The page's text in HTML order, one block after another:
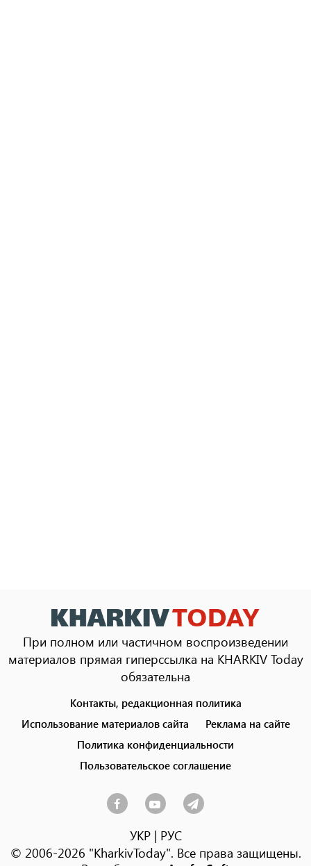
При полном или частичном воспроизведении
материалов прямая гиперссылка на KHARKIV Today
обязательна
menu
Контакты, редакционная политика
Использование материалов сайта
Реклама на сайте
Политика конфиденциальности
Пользовательское соглашение
УКР| РУС
© 2006-2026 "KharkivToday". Все права защищены.